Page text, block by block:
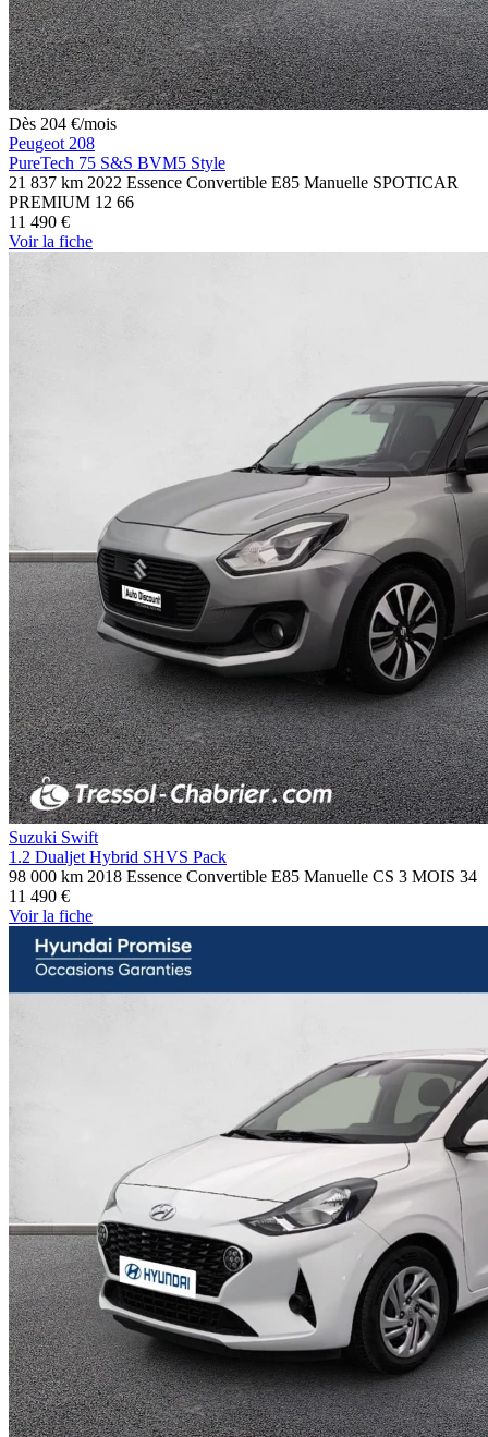
Dès 204 €/mois
Peugeot 208
PureTech 75 S&S BVM5 Style
21 837 km 2022 Essence Convertible E85 Manuelle SPOTICAR
PREMIUM 12 66
11 490 €
Voirla fiche
Suzuki Swift
1.2 Dualjet Hybrid SHVS Pack
98 000 km 2018 Essence Convertible E85 Manuelle CS 3 MOIS 34
11 490 €
Voirla fiche